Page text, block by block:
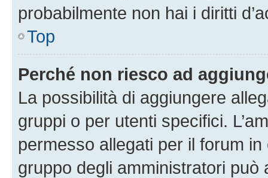
probabilmente non hai i diritti
Top
Perché non riesco ad
La possibilità di aggiungere
gruppi o per utenti specifici.
permesso allegati per il forum
gruppo degli amministratori può